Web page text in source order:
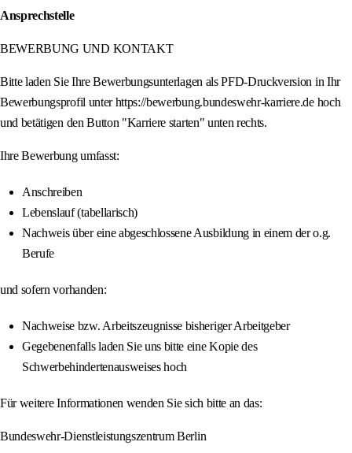
Ansprechstelle
BEWERBUNG UND KONTAKT
Bitte laden Sie Ihre Bewerbungsunterlagen als PFD-Druckversion in Ihr
Bewerbungsprofil unter https://bewerbung.bundeswehr-karriere.de hoch
und betätigen den Button "Karriere starten" unten rechts.
Ihre Bewerbung umfasst:
Anschreiben
Lebenslauf (tabellarisch)
Nachweis über eine abgeschlossene Ausbildung in einem der o.g.
Berufe
und sofern vorhanden:
Nachweise bzw. Arbeitszeugnisse bisheriger Arbeitgeber
Gegebenenfalls laden Sie uns bitte eine Kopie des
Schwerbehindertenausweises hoch
Für weitere Informationen wenden Sie sich bitte an das:
Bundeswehr-Dienstleistungszentrum Berlin